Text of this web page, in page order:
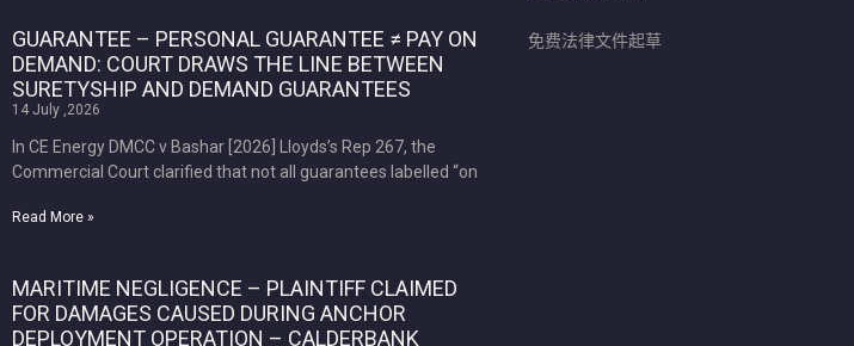
GUARANTEE – PERSONAL GUARANTEE ≠ PAY ON
DEMAND: COURT DRAWS THE LINE BETWEEN
SURETYSHIP AND DEMAND GUARANTEES
14 July ,2026
In CE Energy DMCC v Bashar [2026] Lloyds’s Rep 267, the
Commercial Court clarified that not all guarantees labelled “on
Read More »
MARITIME NEGLIGENCE – PLAINTIFF CLAIMED
FOR DAMAGES CAUSED DURING ANCHOR
DEPLOYMENT OPERATION – CALDERBANK
免费法律文件起草